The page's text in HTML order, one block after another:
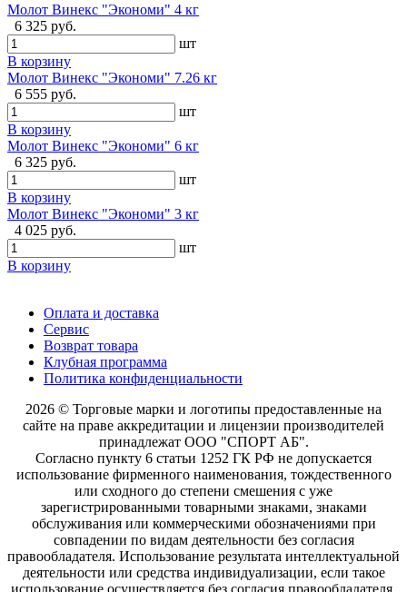
Молот Винекс "Экономи" 4 кг
6 325 руб.
шт
В корзину
Молот Винекс "Экономи" 7.26 кг
6 555 руб.
шт
В корзину
Молот Винекс "Экономи" 6 кг
6 325 руб.
шт
В корзину
Молот Винекс "Экономи" 3 кг
4 025 руб.
шт
В корзину
Оплата и доставка
Сервис
Возврат товара
Клубная программа
Политика конфиденциальности
2026 © Торговые марки и логотипы предоставленные на
сайте на праве аккредитации и лицензии производителей
принадлежат ООО "СПОРТ АБ".
Согласно пункту 6 статьи 1252 ГК РФ не допускается
использование фирменного наименования, тождественного
или сходного до степени смешения с уже
зарегистрированными товарными знаками, знаками
обслуживания или коммерческими обозначениями при
совпадении по видам деятельности без согласия
правообладателя. Использование результата интеллектуальной
деятельности или средства индивидуализации, если такое
использование осуществляется без согласия правообладателя,